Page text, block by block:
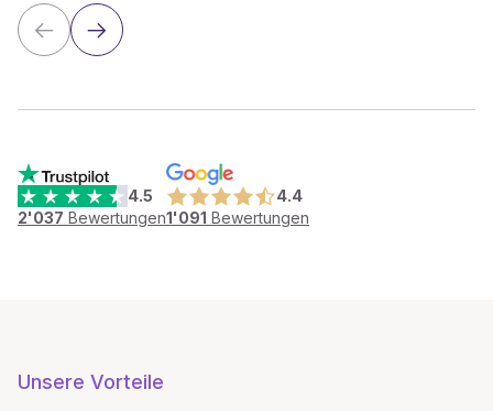
4.5
2'037 Bewertungen
4.4
1'091 Bewertungen
Unsere Vorteile